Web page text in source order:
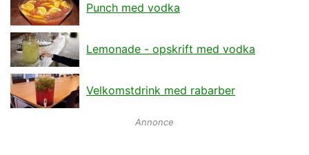
Punch med vodka
Lemonade - opskrift med vodka
Velkomstdrink med rabarber
Annonce